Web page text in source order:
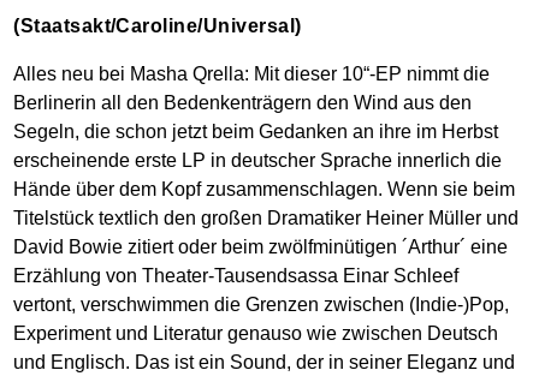
(Staatsakt/Caroline/Universal)
Alles neu bei Masha Qrella: Mit dieser 10“-EP nimmt die
Berlinerin all den Bedenkenträgern den Wind aus den
Segeln, die schon jetzt beim Gedanken an ihre im Herbst
erscheinende erste LP in deutscher Sprache innerlich die
Hände über dem Kopf zusammenschlagen. Wenn sie beim
Titelstück textlich den großen Dramatiker Heiner Müller und
David Bowie zitiert oder beim zwölfminütigen ´Arthur´ eine
Erzählung von Theater-Tausendsassa Einar Schleef
vertont, verschwimmen die Grenzen zwischen (Indie-)Pop,
Experiment und Literatur genauso wie zwischen Deutsch
und Englisch. Das ist ein Sound, der in seiner Eleganz und